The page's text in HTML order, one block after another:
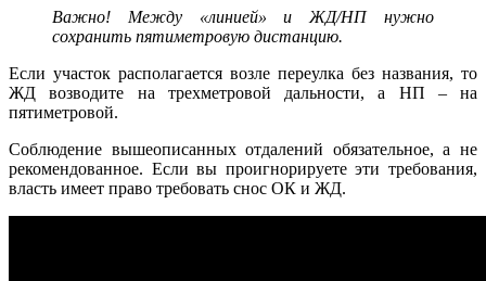
Важно! Между «линией» и ЖД/НП нужно
сохранить пятиметровую дистанцию.
Если участок располагается возле переулка без названия, то
ЖД возводите на трехметровой дальности, а НП – на
пятиметровой.
Соблюдение вышеописанных отдалений обязательное, а не
рекомендованное. Если вы проигнорируете эти требования,
власть имеет право требовать снос ОК и ЖД.